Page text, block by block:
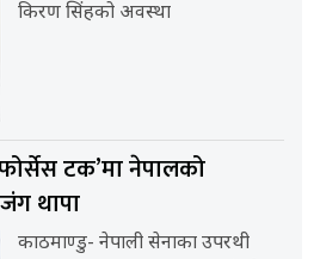
किरण सिंहको अवस्था
टक’मा नेपालको
थापा
काठमाण्डु- नेपाली सेनाका उपरथी